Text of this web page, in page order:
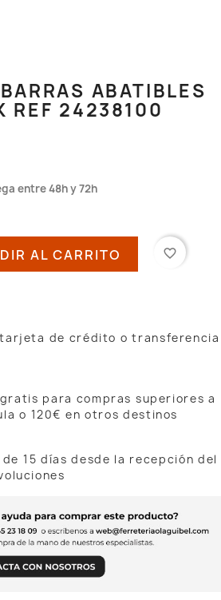
ABATIBLES
REF 24238100
entre 48h y 72h
AL CARRITO favorite_border
de crédito o transferencia
para compras superiores a
o 120€ en otros destinos
15 días desde la recepción del